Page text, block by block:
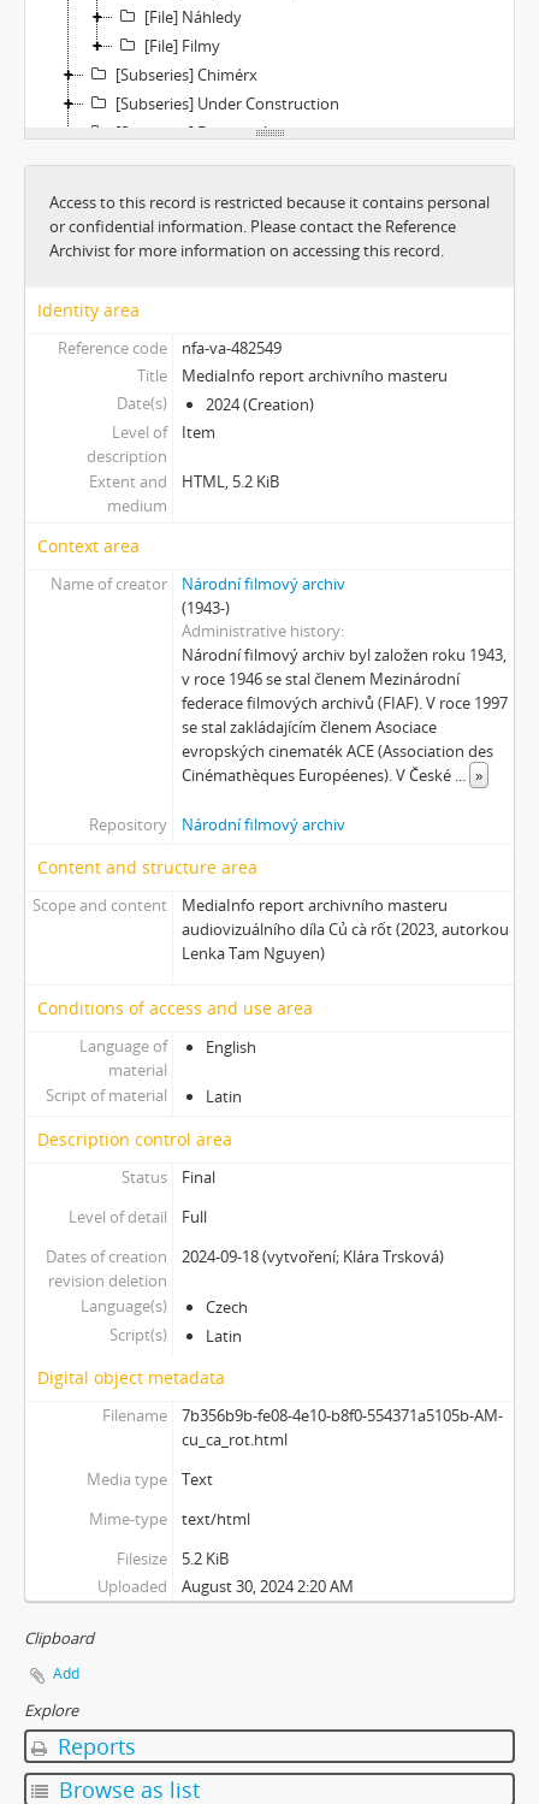
[File] Náhledy
[File] Filmy
[Subseries] Chimérx
[Subseries] Under Construction
[Subseries] Duchovní cesta
[Subseries] Vyprávění o světě
[Subseries] Kamenolom
[Subseries] Modli se jestli chceš aby se země přiblížila a nebe promluvilo s tebou
[Subseries] Naléhající myšlenka
[Subseries] Proud
[Subseries] Plasma
[Subseries] Promiň
[Subseries] Ruda, minerál, prach, kov
[Subseries] Prolog
[Subseries] I’m Doing Great (I’m Doing Great)
[Subseries] Hun Tun
[Subseries] Acedia
[Subseries] Pyramida
[Subseries] Ecopoiesis
[Subseries] Zero Gravity Grave
[Subseries] Jak natáčet v Africe
[Subseries] Nadějní návštěvníci a truchlící průvodci: Zápisky z cestovního deníku temného turisty
[Subseries] Krajina opuštění I.: Dívka s bičem
[Subseries] Říká se, že nejdelší sen trvá 45 minut
[Subseries] Ke kořenům
[Subseries] Ticho před bouří
[Subseries] proxy
[Subseries] Škubej psa
[Subseries] Shores of the Same Sea
[Subseries] Houby
[Subseries] Amnion
[Subseries] Už se držím
[Subseries] Lamecore_Meduza_VS_Mořskáokurka
[Subseries] And You Know What Comes Next...
[Subseries] SOFT DETECTIVE LOVE STORY
[Subseries] Intercore
Access to this record is restricted because it contains personal
or confidential information. Please contact the Reference
Archivist for more information on accessing this record.
Identity area
Reference code
nfa-va-482549
Title
MediaInfo report archivního masteru
Date(s)
2024 (Creation)
Level of
description
Item
Extent and
medium
HTML, 5.2 KiB
Context area
Name of creator
Národní filmový archiv
(1943-)
Administrative history
Národní filmový archiv byl založen roku 1943,
v roce 1946 se stal členem Mezinárodní
federace filmových archivů (FIAF). V roce 1997
se stal zakládajícím členem Asociace
evropských cinematék ACE (Association des
Cinémathèques Européenes). V České ... »
Repository Národní filmový archiv
Content and structure area
Scope and content
MediaInfo report archivního masteru
audiovizuálního díla Củ cà rốt (2023, autorkou
Lenka Tam Nguyen)
Conditions of access and use area
Language of
material
English
Script of material Latin
Description control area
Status
Final
Level of detail
Full
Dates of creation
revision deletion
2024-09-18 (vytvoření; Klára Trsková)
Language(s)
Czech
Script(s)
Latin
Digital object metadata
Filename
7b356b9b-fe08-4e10-b8f0-554371a5105b-AM-
cu_ca_rot.html
Media type
Text
Mime-type
text/html
Filesize
5.2 KiB
Uploaded
August 30, 2024 2:20 AM
Clipboard
Add
Explore
Reports
Browse as list